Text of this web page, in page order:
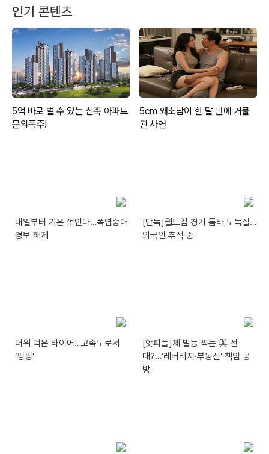
인기 콘텐츠
내일부터 기온 꺾인다…폭염중대
경보 해제
[단독]월드컵 경기 틈타 도둑질…
외국인 추적 중
더위 먹은 타이어…고속도로서
‘펑펑’
[핫피플]제 발등 찍는 與 전
대?…‘레버리지·부동산’ 책임 공
방